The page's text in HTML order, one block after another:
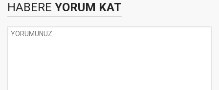
HABERE YORUM KAT